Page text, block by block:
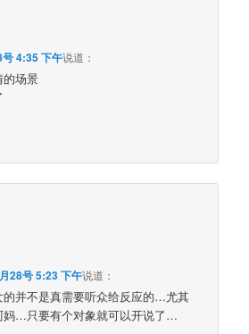
4:35 下午说道：
的场景
28号 5:23 下午说道：
的并不是真需要听众给反应的…尤其
妈…只要有个对象就可以开说了…